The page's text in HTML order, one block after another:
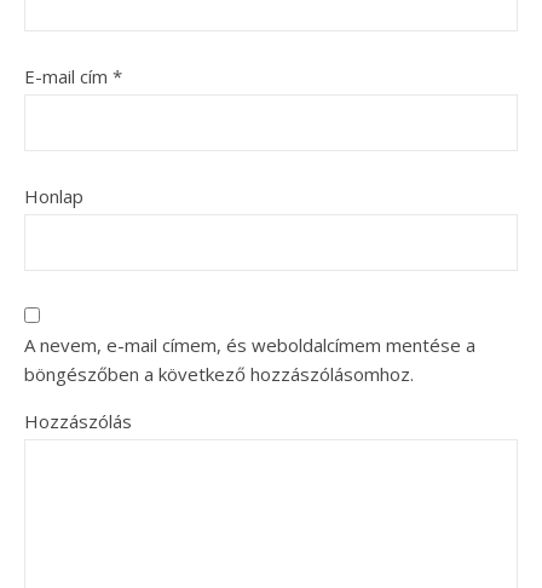
E-mail cím *
Honlap
A nevem, e-mail címem, és weboldalcímem mentése a
böngészőben a következő hozzászólásomhoz.
Hozzászólás